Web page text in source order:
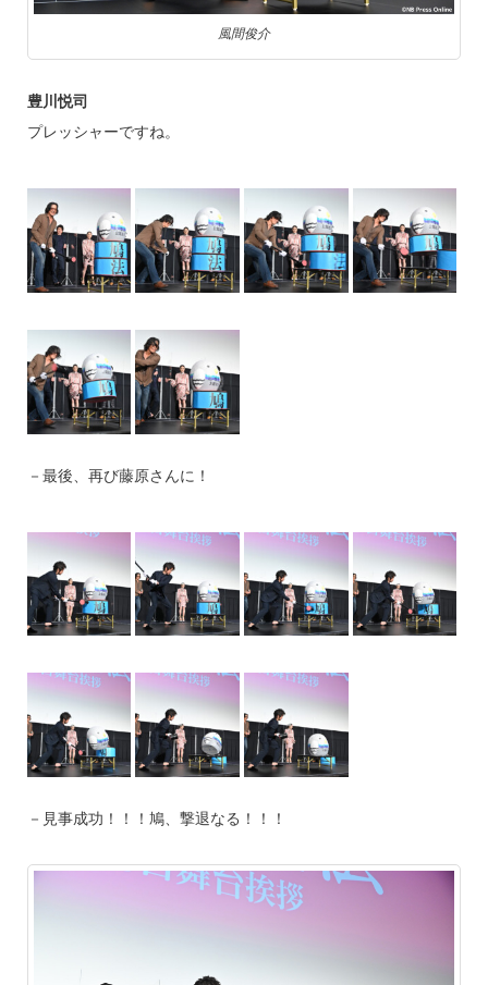
風間俊介
豊川悦司
プレッシャーですね。
－最後、再び藤原さんに！
－見事成功！！！鳩、撃退なる！！！